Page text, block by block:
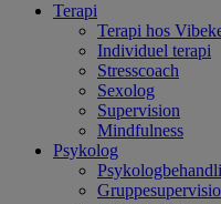
Terapi
Terapi hos
Individuel terapi
Stresscoach
Sexolog
Supervision
Mindfulness
Psykolog